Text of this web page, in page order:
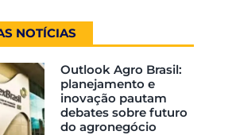
NOTÍCIAS
Outlook Agro Brasil:
planejamento e
inovação pautam
debates sobre futuro
do agronegócio